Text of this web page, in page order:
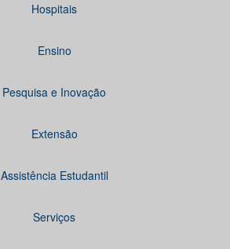
Hospitais
Ensino
Pesquisa e Inovação
Extensão
Assistência Estudantil
Serviços